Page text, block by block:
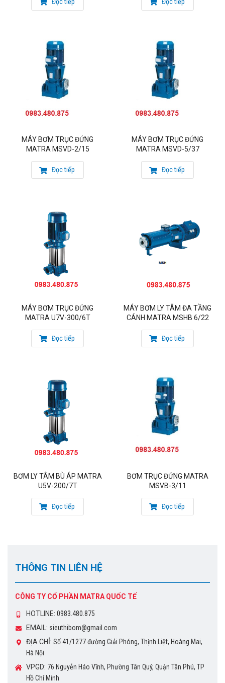
Đại diện Uỷ quyền của hãng bơm Matra – Italy
https://maybomtsurumi.net/
Báo giá máy bơm nước matra
MÁY BƠM TRỤC ĐỨNG
MATRA MSVD-2/15
Đọc tiếp
MÁY BƠM TRỤC ĐỨNG
MATRA MSVD-5/37
Đọc tiếp
MÁY BƠM TRỤC ĐỨNG
MATRA U7V-300/6T
Đọc tiếp
MÁY BƠM LY TÂM ĐA TẦNG
CÁNH MATRA MSHB 6/22
Đọc tiếp
BƠM LY TÂM BÙ ÁP MATRA
U5V-200/7T
Đọc tiếp
BƠM TRỤC ĐỨNG MATRA
MSVB-3/11
Đọc tiếp
THÔNG TIN LIÊN HỆ
CÔNG TY CỔ PHẦN MATRA QUỐC TẾ
HOTLINE: 0983.480.875
EMAIL: sieuthibom@gmail.com
ĐỊA CHỈ: Số 41/1277 đường Giải Phóng, Thịnh Liệt, Hoàng Mai,
Hà Nội
VPGD: 76 Nguyễn Háo Vĩnh, Phường Tân Quý, Quận Tân Phú, TP
Hồ Chí Minh